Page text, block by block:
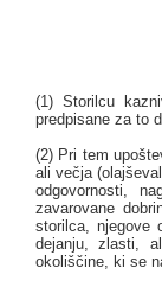
(1) Storilcu
predpisane za to
(2) Pri tem
ali večja
odgovornosti,
zavarovane
storilca, njegove
dejanju, zlasti,
okoliščine, ki se